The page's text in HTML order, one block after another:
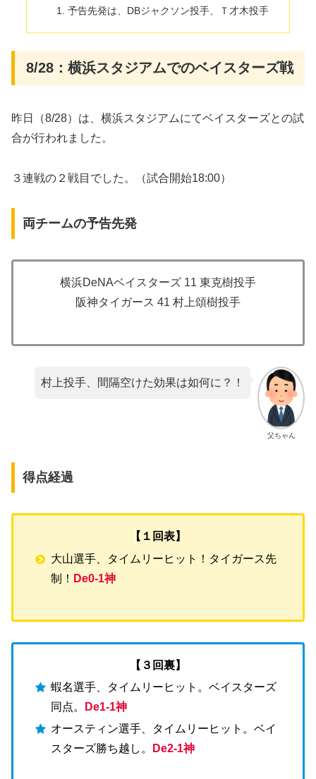
予告先発は、DBジャクソン投手、Ｔ才木投手
8/28：横浜スタジアムでのベイスターズ戦
昨日（8/28）は、横浜スタジアムにてベイスターズとの試
合が行われました。
３連戦の２戦目でした。（試合開始18:00）
両チームの予告先発
横浜DeNAベイスターズ 11 東克樹投手
阪神タイガース 41 村上頌樹投手
父ちゃん
村上投手、間隔空けた効果は如何に？！
得点経過
【１回表】
大山選手、タイムリーヒット！タイガース先
制！ De0-1神
【３回裏】
蝦名選手、タイムリーヒット。ベイスターズ
同点。
De1-1神
オースティン選手、タイムリーヒット。ベイ
スターズ勝ち越し。
De2-1神